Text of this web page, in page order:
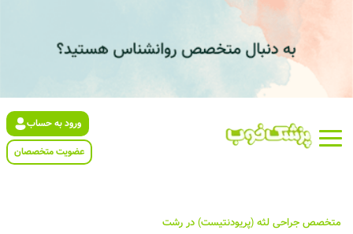
ورود به حساب
عضویت متخصصان
متخصص جراحی لثه (پریودنتیست) در رشت